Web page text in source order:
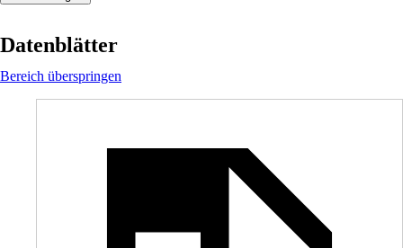
Datenblätter
Bereich überspringen